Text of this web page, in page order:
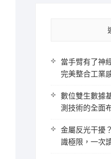
當手臂有了神
完美整合工業
數位雙生數據
測技術的全面
金屬反光干擾
識極限，一次